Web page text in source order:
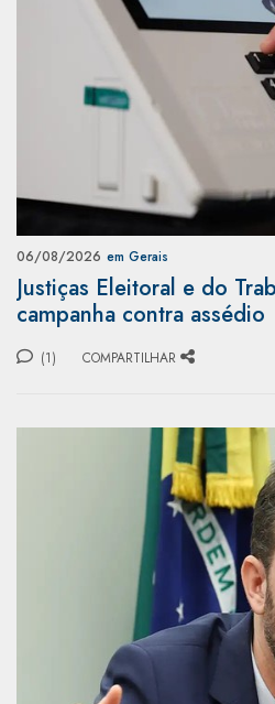
06/08/2026 em Gerais
Justiças Eleitoral e do
campanha contra assédio
(1) COMPARTILHAR